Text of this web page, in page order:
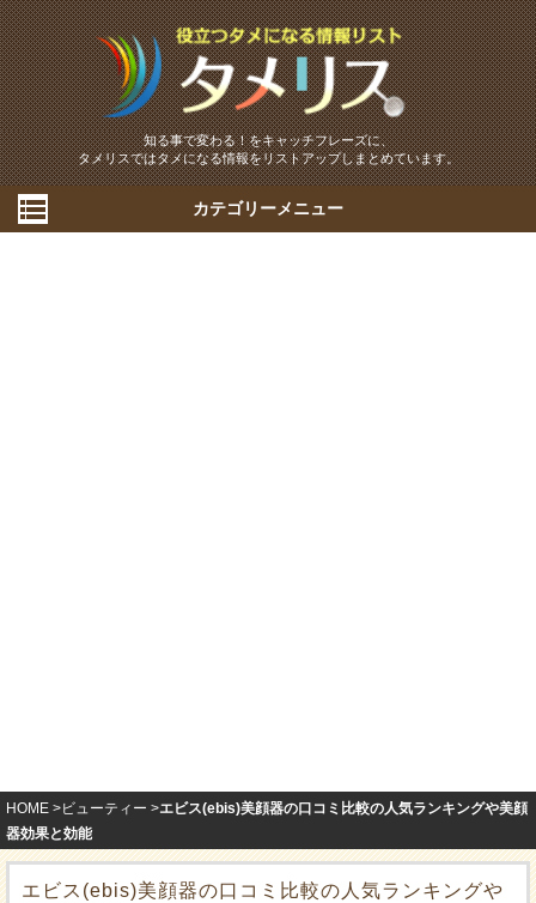
知る事で変わる！をキャッチフレーズに、
タメリスではタメになる情報をリストアップしまとめています。
カテゴリーメニュー
HOME ビューティー
エビス(ebis)美顔器の口コミ比較の人気ランキングや美顔
器効果と効能
エビス(ebis)美顔器の口コミ比較の人気ランキングや